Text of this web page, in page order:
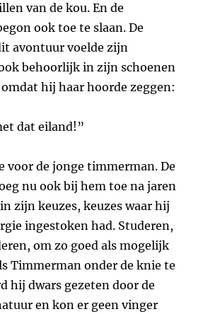
van de kou. En de
ook toe te slaan. De
avontuur voelde zijn
behoorlijk in zijn schoenen
hij haar hoorde zeggen:
dat eiland!”
voor de jonge timmerman. De
nu ook bij hem toe na jaren
zijn keuzes, keuzes waar hij
ingestoken had. Studeren,
om zo goed als mogelijk
Timmerman onder de knie te
hij dwars gezeten door de
en kon er geen vinger